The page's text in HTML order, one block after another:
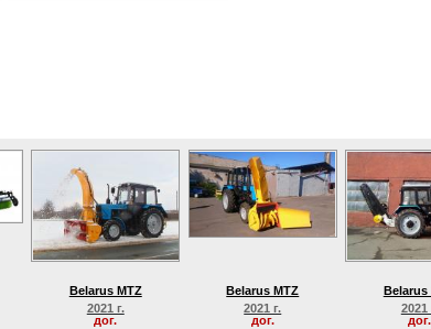
Belarus MTZ
2021 г.
дог.
Belarus MTZ
2021 г.
дог.
Belarus
2021
дог.